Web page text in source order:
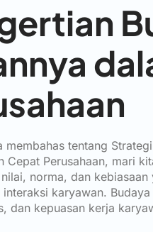
membahas tentang
Cepat Perusahaan, mari
norma, dan
interaksi karyawan.
dan kepuasan kerja